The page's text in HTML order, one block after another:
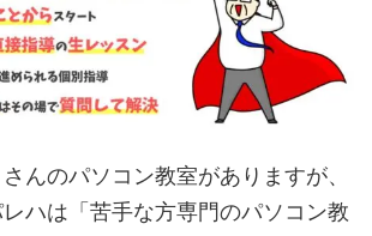
んのパソコン教室がありますが、
ハは「苦手な方専門のパソコン教